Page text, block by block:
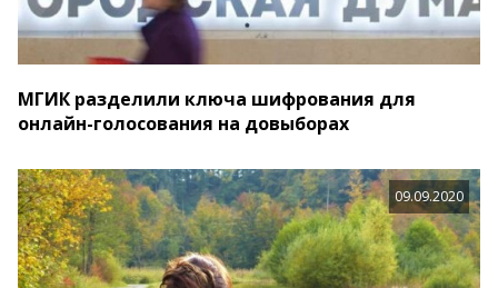
МГИК разделили ключа шифрования для
онлайн-голосования на довыборах
09.09.2020